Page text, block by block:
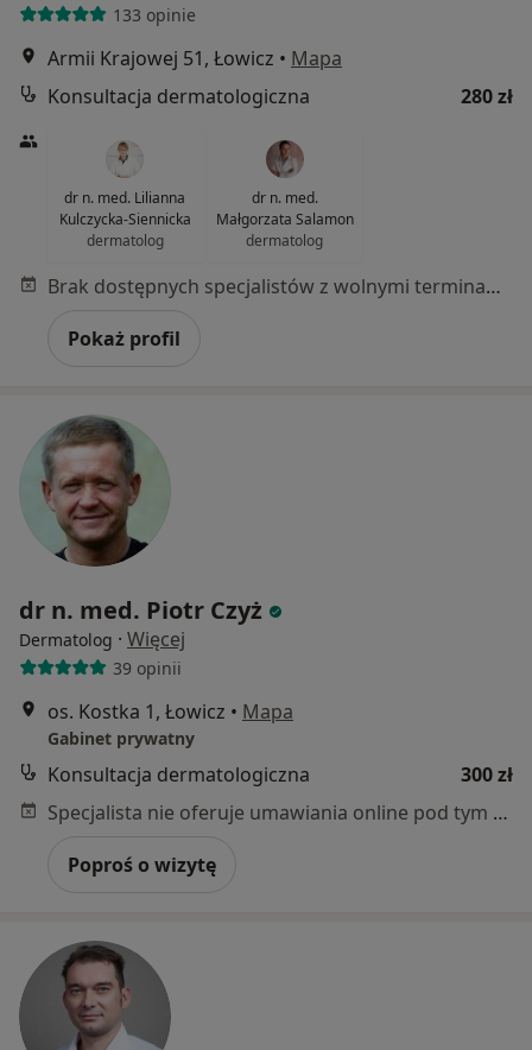
133 opinie
Armii Krajowej 51, Łowicz • Mapa
Konsultacja dermatologiczna
280 zł
dr n. med. Lilianna
Kulczycka-Siennicka
dermatolog
dr n. med.
Małgorzata Salamon
dermatolog
Brak dostępnych specjalistów z wolnymi terminami w tym centrum medycznym.
Pokaż profil
dr n. med. Piotr Czyż
Dermatolog · Więcej
39 opinii
os. Kostka 1, Łowicz • Mapa
Gabinet prywatny
Konsultacja dermatologiczna
300 zł
Specjalista nie oferuje umawiania online pod tym adresem.
Poproś o wizytę